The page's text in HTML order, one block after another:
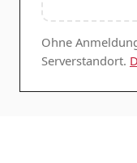
Ohne
Serverstandort.